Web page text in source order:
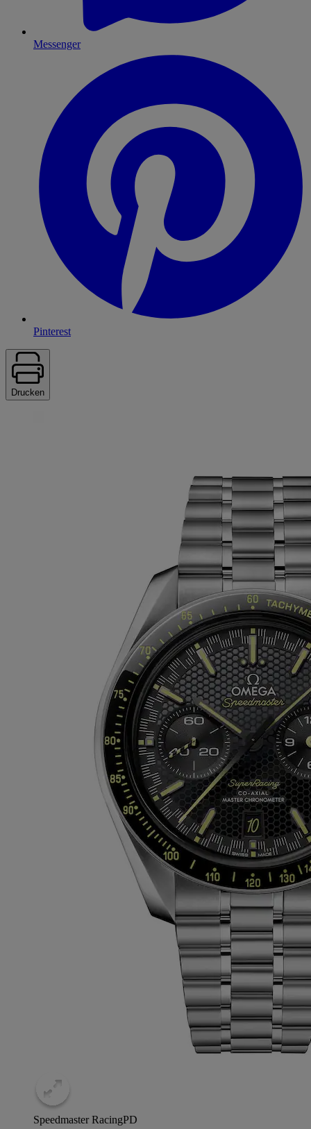
Messenger
Pinterest
Drucken
Speedmaster RacingPD